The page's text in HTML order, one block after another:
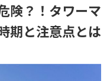
険？！タワーマ
期と注意点とは